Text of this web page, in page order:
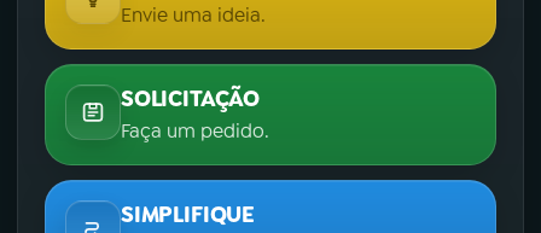
Envie uma ideia.
SOLICITAÇÃO
Faça um pedido.
SIMPLIFIQUE